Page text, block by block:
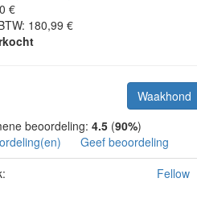
€
180,99 €
Waakhond
beoordeling: 4.5 (90%)
Geef beoordeling
Fellow